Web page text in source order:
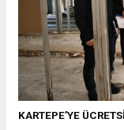
KARTEPE’YE